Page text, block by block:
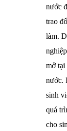
nước
trao
làm.
mở tại
nước.
sinh
quá
cho